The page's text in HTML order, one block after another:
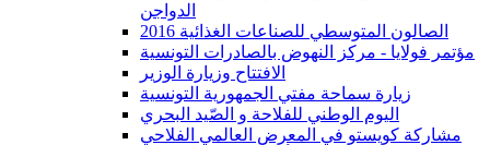
الدواجن
2016 الصالون المتوسطي للصناعات الغذائية
مؤتمر فولايا - مركز النهوض بالصادرات التونسية
الافتتاح وزيارة الوزير
زيارة سماحة مفتي الجمهورية التونسية
اليوم الوطني للفلاحة و الصّيد البحري
مشاركة كويستو في المعرض العالمي الفلاحي